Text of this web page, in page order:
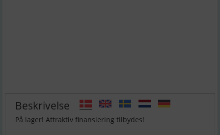
Beskrivelse
På lager! Attraktiv finansiering tilbydes!